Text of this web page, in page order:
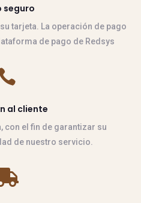
seguro
tarjeta. La operación de pago
de pago de Redsys
al cliente
con el fin de garantizar su
de nuestro servicio.